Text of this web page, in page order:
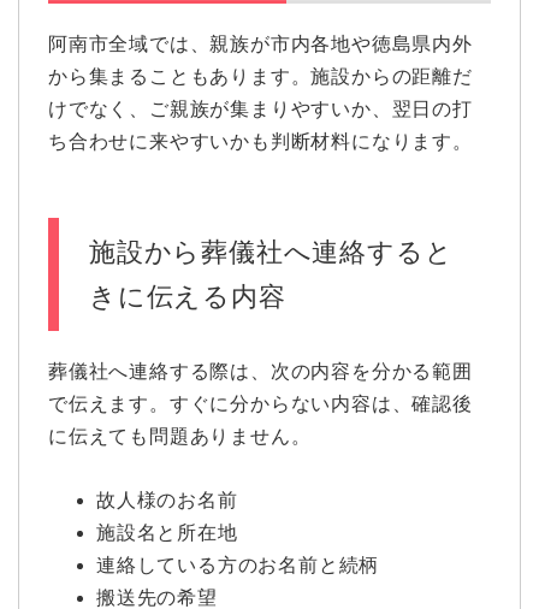
阿南市全域では、親族が市内各地や徳島県内外
から集まることもあります。施設からの距離だ
けでなく、ご親族が集まりやすいか、翌日の打
ち合わせに来やすいかも判断材料になります。
施設から葬儀社へ連絡すると
きに伝える内容
葬儀社へ連絡する際は、次の内容を分かる範囲
で伝えます。すぐに分からない内容は、確認後
に伝えても問題ありません。
故人様のお名前
施設名と所在地
連絡している方のお名前と続柄
搬送先の希望